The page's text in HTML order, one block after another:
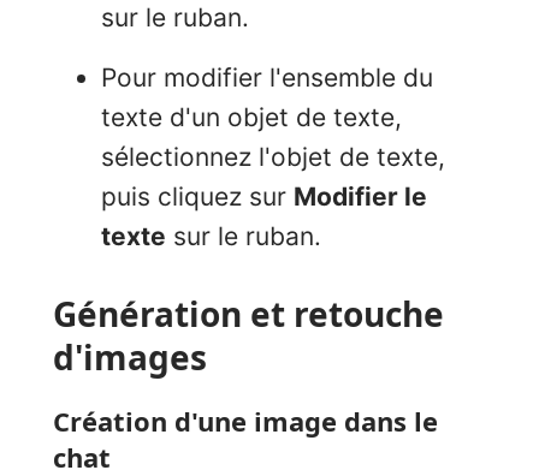
sur le ruban.
Pour modifier l'ensemble du
texte d'un objet de texte,
sélectionnez l'objet de texte,
puis cliquez sur Modifier le
texte sur le ruban.
Génération et retouche
d'images
Création d'une image dans le
chat